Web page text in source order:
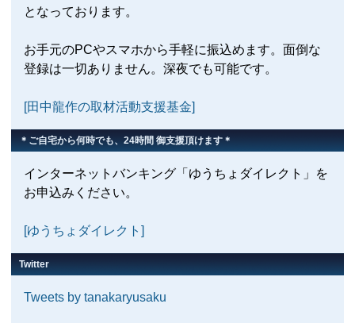
となっております。
お手元のPCやスマホから手軽に振込めます。面倒な
登録は一切ありません。深夜でも可能です。
[田中龍作の取材活動支援基金]
＊ご自宅から何時でも、24時間 御支援頂けます＊
インターネットバンキング「ゆうちょダイレクト」を
お申込みください。
[ゆうちょダイレクト]
Twitter
Tweets by tanakaryusaku